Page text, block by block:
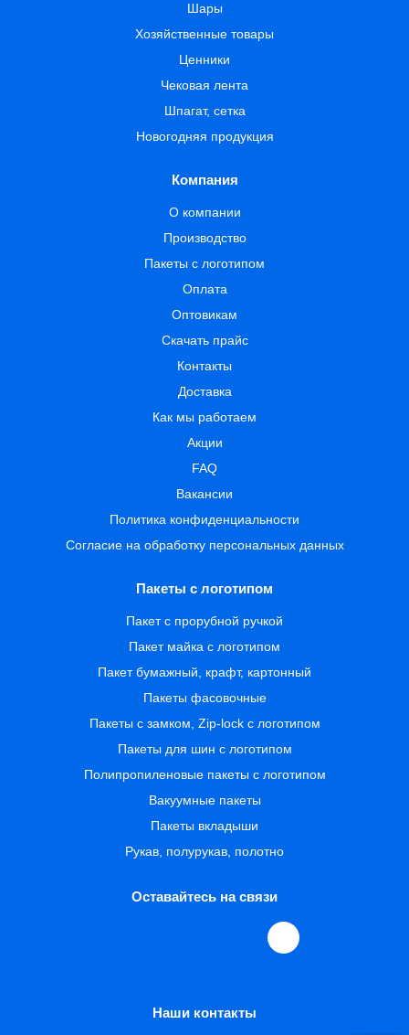
Шары
Хозяйственные товары
Ценники
Чековая лента
Шпагат, сетка
Новогодняя продукция
Компания
О компании
Производство
Пакеты с логотипом
Оплата
Оптовикам
Скачать прайс
Контакты
Доставка
Как мы работаем
Акции
FAQ
Вакансии
Политика конфиденциальности
Согласие на обработку персональных данных
Пакеты с логотипом
Пакет с прорубной ручкой
Пакет майка с логотипом
Пакет бумажный, крафт, картонный
Пакеты фасовочные
Пакеты с замком, Zip-lock с логотипом
Пакеты для шин с логотипом
Полипропиленовые пакеты с логотипом
Вакуумные пакеты
Пакеты вкладыши
Рукав, полурукав, полотно
Оставайтесь на связи
Наши контакты